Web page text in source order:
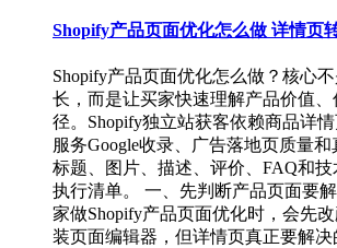
Shopify产品页面优化怎么做 详情页
Shopify产品页面优化怎么做？核心
长，而是让买家快速理解产品价值
径。Shopify独立站获客依赖商品详
服务Google收录、广告落地页质量
标题、图片、描述、评价、FAQ和
执行清单。 一、先判断产品页面要
家做Shopify产品页面优化时，会先
装页面编辑器，但详情页真正要解